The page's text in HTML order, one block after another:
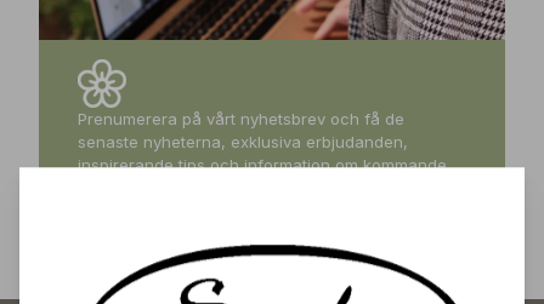
Prenumerera på vårt nyhetsbrev och få de
senaste nyheterna, exklusiva erbjudanden,
inspirerande tips och information om kommande